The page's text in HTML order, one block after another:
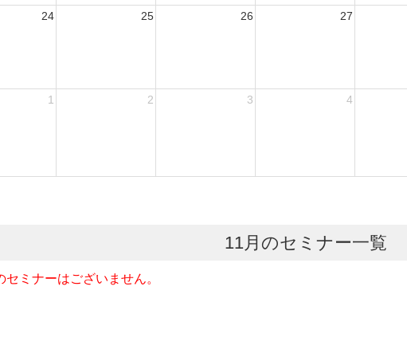
24 25 26 27
1 2 3 4
11月のセミナー一覧
セミナーはございません。